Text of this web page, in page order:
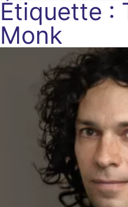
Aller
au
contenu
Étiquette :
Monk